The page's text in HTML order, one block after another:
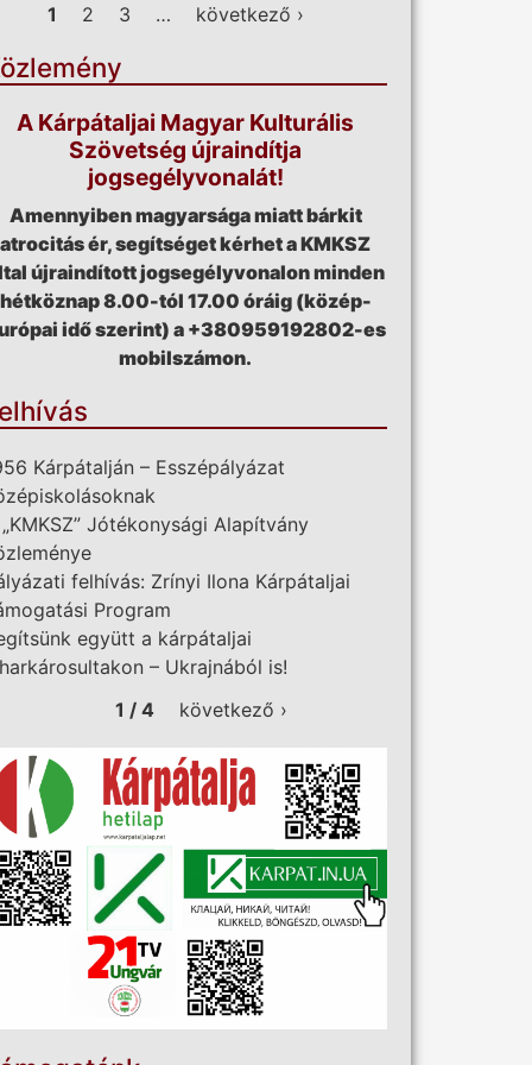
Oldalak
1 2 3 … következő ›
A Kárpátaljai Magyar Kulturális
Szövetség újraindítja
jogsegélyvonalát!
Amennyiben magyarsága miatt bárkit
atrocitás ér, segítséget kérhet a KMKSZ
újraindított jogsegélyvonalon minden
hétköznap 8.00-tól 17.00 óráig (közép-
idő szerint) a +380959192802-es
mobilszámon.
Kárpátalján – Esszépályázat
Jótékonysági Alapítvány
felhívás: Zrínyi Ilona Kárpátaljai
Program
együtt a kárpátaljai
– Ukrajnából is!
1 / 4
következő ›